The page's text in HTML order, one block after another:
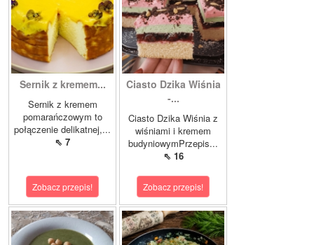
Sernik z kremem...
Sernik z kremem
pomarańczowym to
połączenie delikatnej,...
⇖ 7
Zobacz przepis!
Ciasto Dzika Wiśnia
-...
Ciasto Dzika Wiśnia z
wiśniami i kremem
budyniowymPrzepis...
⇖ 16
Zobacz przepis!